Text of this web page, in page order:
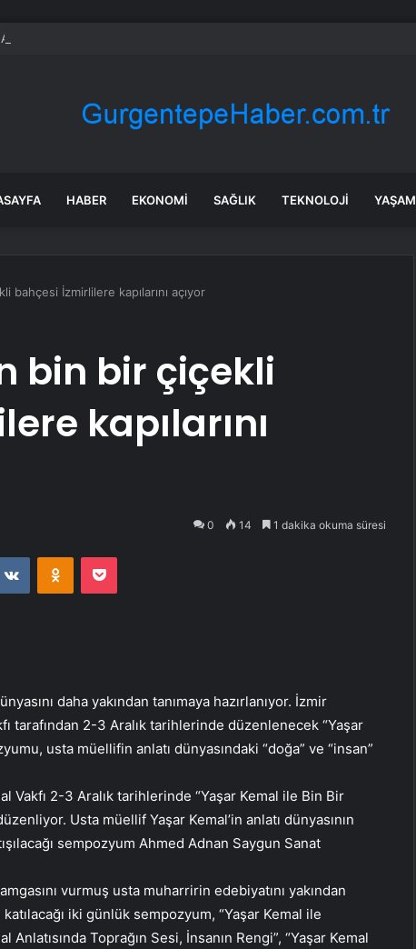
Alphabet hisseleri yapay zeka öncüsü Jeff Dean’in ayrılmasıyla %5 düştü
HABER EKONOMI SAĞLIK TEKNOLOJI YAŞAM
bahçesi İzmirlilere kapılarını açıyor
bin bir çiçekli
kapılarını
0 14 1 dakika okuma süresi
VKontakteOdnoklassniki
Pocket
daha yakından tanımaya hazırlanıyor. İzmir
tarafından 2-3 Aralık tarihlerinde düzenlenecek “Yaşar
usta müellifin anlatı dünyasındaki “doğa” ve “insan”
Vakfı 2-3 Aralık tarihlerinde “Yaşar Kemal ile Bin Bir
Usta müellif Yaşar Kemal’in anlatı dünyasının
sempozyum Ahmed Adnan Saygun Sanat
vurmuş usta muharririn edebiyatını yakından
iki günlük sempozyum, “Yaşar Kemal ile
Anlatısında Toprağın Sesi, İnsanın Rengi”, “Yaşar Kemal